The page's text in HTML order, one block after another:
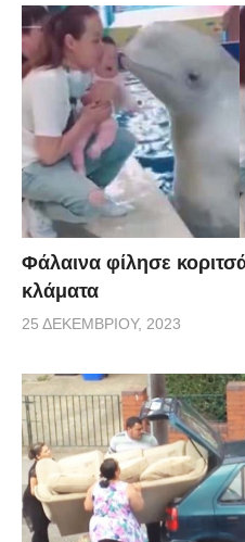
Φάλαινα φίλησε
κλάματα
25 ΔΕΚΕΜΒΡΊΟΥ, 2023